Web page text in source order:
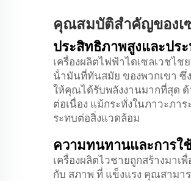
คุณสมบัติสําคัญของเ
ประสิทธิภาพสูงและปร
เครื่องผลิตไฟฟ้าไดเซลเวชไ
น้ํามันที่ทันสมัย ของพวกเขา
ให้คุณได้รับพลังงานมากที่สุด ด้
ต่อเนื่อง แม้กระทั่งในภาวะภา
ระทบต่อสิ่งแวดล้อม
ความทนทานและการใ
เครื่องผลิตไวชายถูกสร้างมา
กับ สภาพ ที่ แข็งแรง คุณสามา